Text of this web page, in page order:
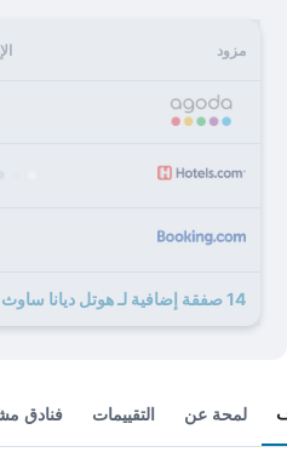
مزود
14 صفقة إضافية لـ هوتل ديانا ساوث بريسباني
لمحة عن التقييمات فنادق